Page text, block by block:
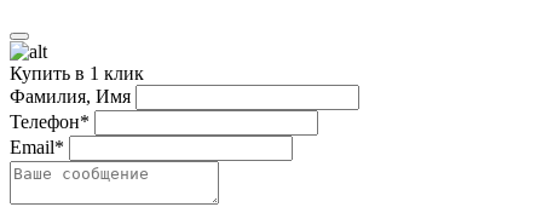
Купить в 1 клик
Фамилия, Имя
Телефон*
Email*